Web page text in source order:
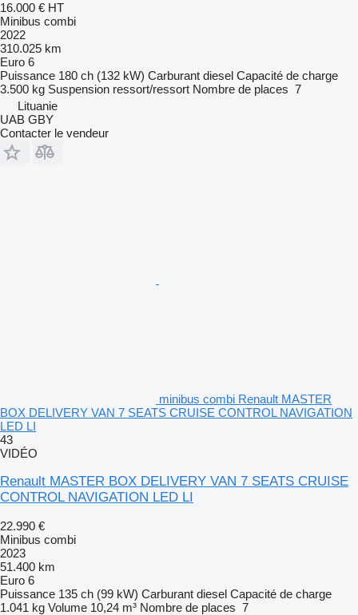
16.000 € HT
Minibus combi
2022
310.025 km
Euro 6
Puissance 180 ch (132 kW) Carburant diesel Capacité de charge
3.500 kg Suspension ressort/ressort Nombre de places 7
Lituanie
UAB GBY
Contacter le vendeur
minibus combi Renault MASTER
BOX DELIVERY VAN 7 SEATS CRUISE CONTROL NAVIGATION
LED LI
43
VIDÉO
Renault MASTER BOX DELIVERY VAN 7 SEATS CRUISE
CONTROL NAVIGATION LED LI
22.990 €
Minibus combi
2023
51.400 km
Euro 6
Puissance 135 ch (99 kW) Carburant diesel Capacité de charge
1.041 kg Volume 10,24 m³ Nombre de places 7